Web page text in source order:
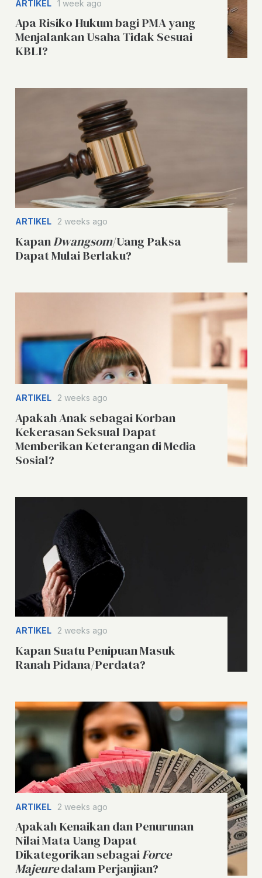
ARTIKEL 1 week ago
Apa Risiko Hukum bagi PMA yang
Menjalankan Usaha Tidak Sesuai
KBLI?
ARTIKEL 2 weeks ago
KapanDwangsom/Uang Paksa
Dapat Mulai Berlaku?
ARTIKEL 2 weeks ago
Apakah Anak sebagai Korban
Kekerasan Seksual Dapat
Memberikan Keterangan di Media
Sosial?
ARTIKEL 2 weeks ago
Kapan Suatu Penipuan Masuk
Ranah Pidana/Perdata?
ARTIKEL 2 weeks ago
Apakah Kenaikan dan Penurunan
Nilai Mata Uang Dapat
Dikategorikan sebagaiForce
Majeuredalam Perjanjian?